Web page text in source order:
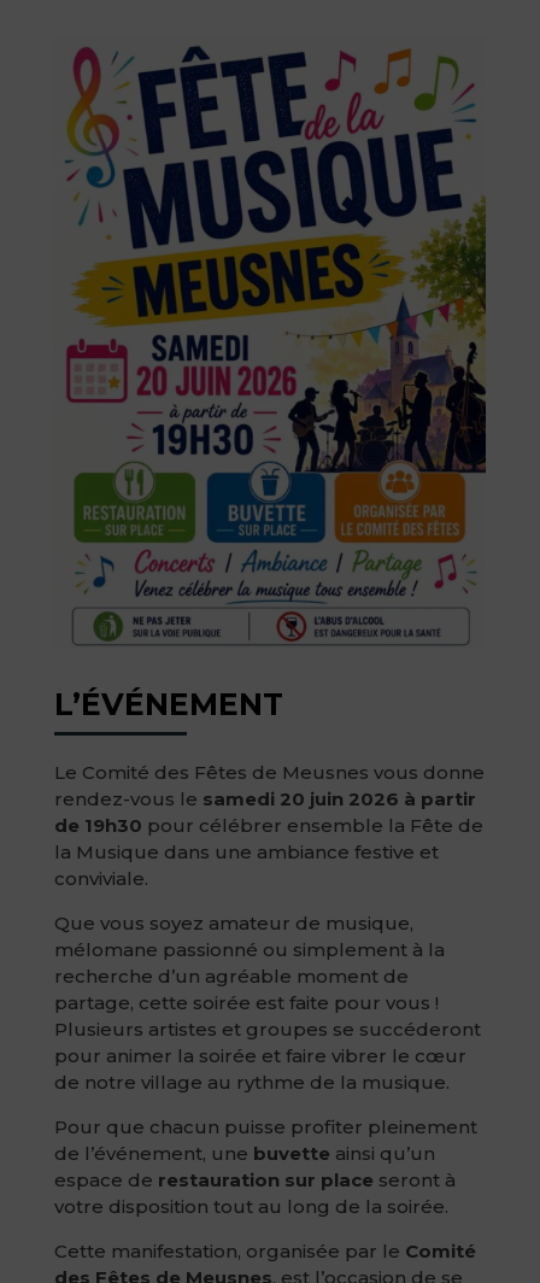
L’ÉVÉNEMENT
Le Comité des Fêtes de Meusnes vous donne
rendez-vous le samedi 20 juin 2026 à partir
de 19h30 pour célébrer ensemble la Fête de
la Musique dans une ambiance festive et
conviviale.
Que vous soyez amateur de musique,
mélomane passionné ou simplement à la
recherche d’un agréable moment de
partage, cette soirée est faite pour vous !
Plusieurs artistes et groupes se succéderont
pour animer la soirée et faire vibrer le cœur
de notre village au rythme de la musique.
Pour que chacun puisse profiter pleinement
de l’événement, une buvette ainsi qu’un
espace de restauration sur place seront à
votre disposition tout au long de la soirée.
Cette manifestation, organisée par le Comité
des Fêtes de Meusnes, est l’occasion de se